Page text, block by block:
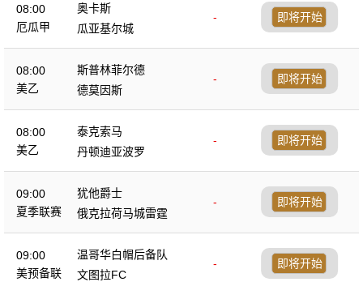
08:00
厄瓜甲
奥卡斯
-
瓜亚基尔城
即将开始
08:00
美乙
斯普林菲尔德
-
德莫因斯
即将开始
08:00
美乙
泰克索马
-
丹顿迪亚波罗
即将开始
09:00
夏季联赛
犹他爵士
-
俄克拉荷马城雷霆
即将开始
09:00
美预备联
温哥华白帽后备队
-
文图拉FC
即将开始